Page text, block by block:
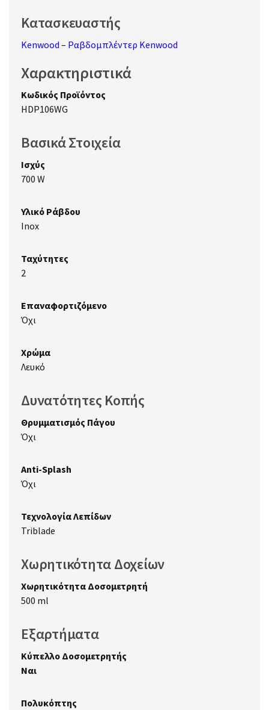
Κατασκευαστής
Kenwood – Ραβδομπλέντερ Kenwood
Χαρακτηριστικά
Κωδικός Προϊόντος
HDP106WG
Βασικά Στοιχεία
Ισχύς
700 W
Υλικό Ράβδου
Inox
Ταχύτητες
2
Επαναφορτιζόμενο
Όχι
Χρώμα
Λευκό
Δυνατότητες Κοπής
Θρυμματισμός Πάγου
Όχι
Anti-Splash
Όχι
Τεχνολογία Λεπίδων
Triblade
Χωρητικότητα Δοχείων
Χωρητικότητα Δοσομετρητή
500 ml
Εξαρτήματα
Κύπελλο Δοσομετρητής
Ναι
Πολυκόπτης